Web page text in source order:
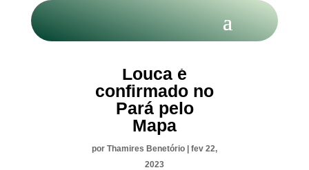
Louca é
confirmado no
Pará pelo
Mapa
por Thamires Benetório | fev 22,
2023